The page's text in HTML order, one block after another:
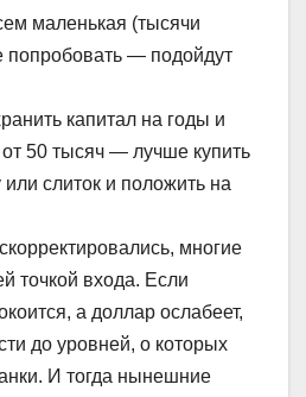
маленькая (тысячи
попробовать — подойдут
капитал на годы и
50 тысяч — лучше купить
слиток и положить на
многие
точкой входа. Если
а доллар ослабеет,
до уровней, о которых
И тогда нынешние